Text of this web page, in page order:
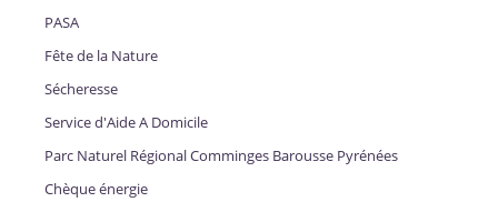
PASA
Fête de la Nature
Sécheresse
Service d'Aide A Domicile
Parc Naturel Régional Comminges Barousse Pyrénées
Chèque énergie